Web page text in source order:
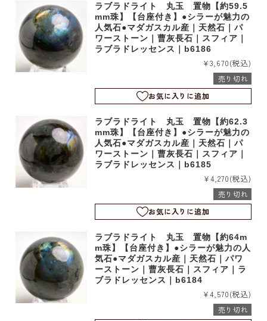
ラブラドライト 丸玉 置物【約59.5
mm珠】【台座付き】●シラーが魅力の
人気石●マダガスカル産｜天然石｜パ
ワーストーン｜曹灰長石｜スフィア｜
ラブラドレッセンス｜b6186
¥3,670(税込)
売り切れ
お気に入りに追加
ラブラドライト 丸玉 置物【約62.3
mm珠】【台座付き】●シラーが魅力の
人気石●マダガスカル産｜天然石｜パ
ワーストーン｜曹灰長石｜スフィア｜
ラブラドレッセンス｜b6185
¥4,270(税込)
売り切れ
お気に入りに追加
ラブラドライト 丸玉 置物【約64m
m珠】【台座付き】●シラーが魅力の人
気石●マダガスカル産｜天然石｜パワ
ーストーン｜曹灰長石｜スフィア｜ラ
ブラドレッセンス｜b6184
¥4,570(税込)
売り切れ